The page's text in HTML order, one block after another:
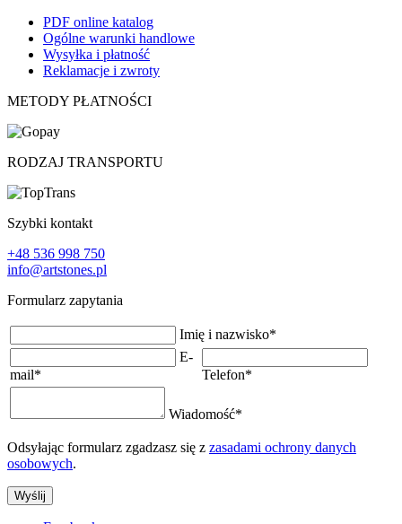
PDF online katalog
Ogólne warunki handlowe
Wysyłka i płatność
Reklamacje i zwroty
METODY PŁATNOŚCI
RODZAJ TRANSPORTU
Szybki kontakt
+48 536 998 750
info@artstones.pl
Formularz zapytania
Imię i nazwisko*
E-
mail* Telefon*
Wiadomość*
Odsyłając formularz zgadzasz się z zasadami ochrony danych
osobowych.
Wyślij